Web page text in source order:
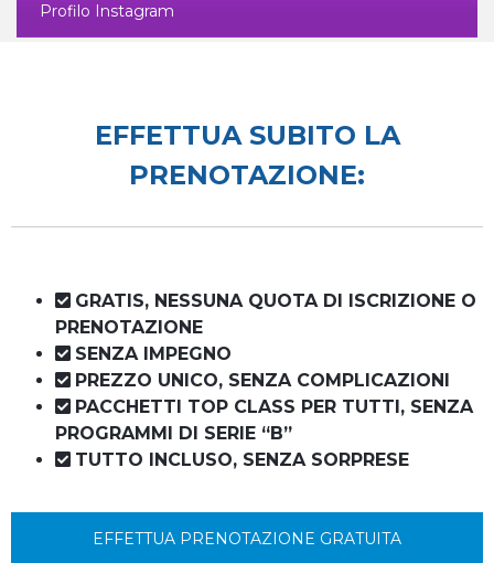
Profilo Instagram
EFFETTUA SUBITO LA
PRENOTAZIONE:
GRATIS, NESSUNA QUOTA DI ISCRIZIONE O
PRENOTAZIONE
SENZA IMPEGNO
PREZZO UNICO, SENZA COMPLICAZIONI
PACCHETTI TOP CLASS PER TUTTI, SENZA
PROGRAMMI DI SERIE “B”
TUTTO INCLUSO, SENZA SORPRESE
EFFETTUA PRENOTAZIONE GRATUITA